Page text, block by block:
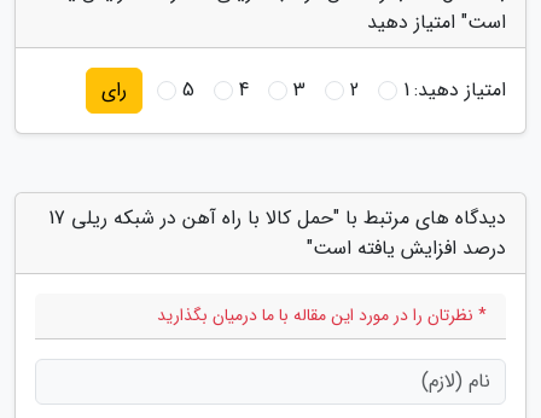
است" امتیاز دهید
امتیاز دهید:1
2
3
4
5 رای
دیدگاه های مرتبط با "حمل کالا با راه آهن در شبکه ریلی 17
درصد افزایش یافته است"
* نظرتان را در مورد این مقاله با ما درمیان بگذارید